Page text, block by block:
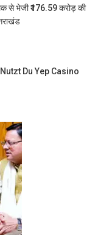
से भेजी ₹176.59 करोड़ की
Du Yep Casino